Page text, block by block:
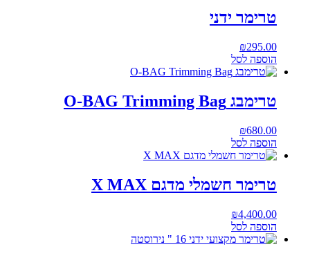
טרימר ידני
₪295.00
הוספה לסל
טרימבג O-BAG Trimming Bag
₪680.00
הוספה לסל
טרימר חשמלי מדגם X MAX
₪4,400.00
הוספה לסל